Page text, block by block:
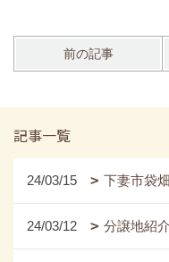
前の記事
記事一覧
24/03/15 下妻市袋
24/03/12 分譲地紹